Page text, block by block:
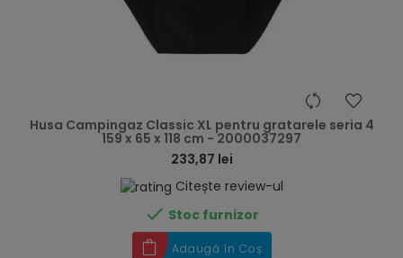
Husa Campingaz Classic XL pentru gratarele seria 4
159 x 65 x 118 cm - 2000037297
233,87 lei
Citește review-ul
 Stoc furnizor
Adaugă în Coș